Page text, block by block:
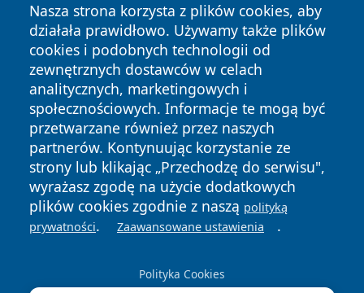
Nasza strona korzysta z plików cookies, aby
działała prawidłowo. Używamy także plików
cookies i podobnych technologii od
zewnętrznych dostawców w celach
analitycznych, marketingowych i
społecznościowych. Informacje te mogą być
przetwarzane również przez naszych
partnerów. Kontynuując korzystanie ze
strony lub klikając „Przechodzę do serwisu",
wyrażasz zgodę na użycie dodatkowych
plików cookies zgodnie z naszą polityką
prywatności. Zaawansowane ustawienia .
Polityka Cookies
Copyright © 2026 faktypoznan.pl Wszystkie prawa
zastrzeżone.
News Autorzy
Polityka
Prywatności
Polityka
Cookies